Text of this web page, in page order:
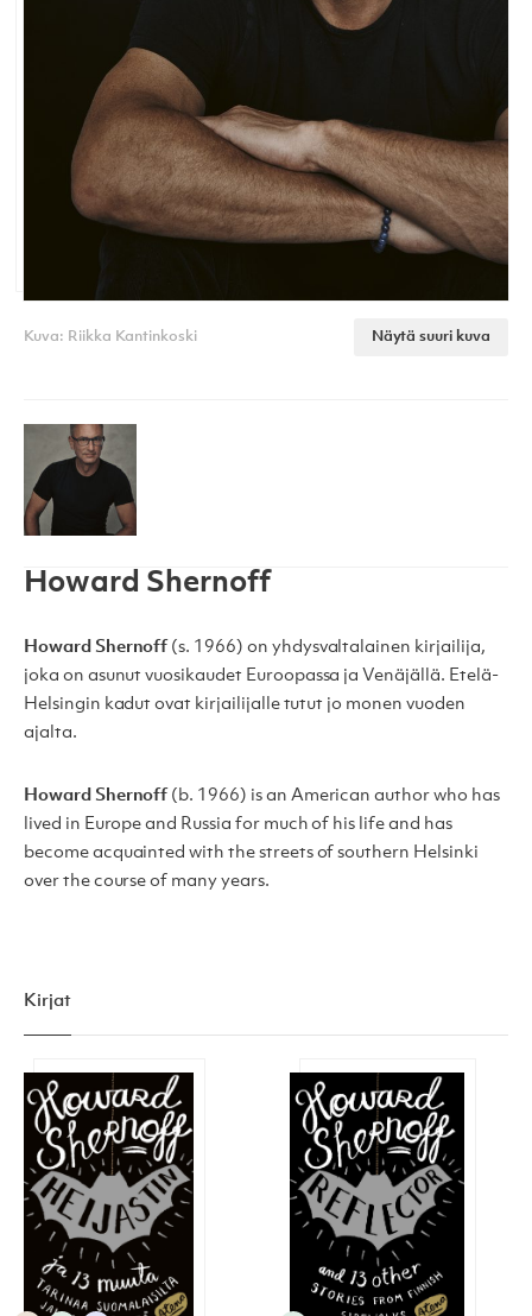
Kuva: Riikka Kantinkoski Näytä suuri kuva
Howard Shernoff
Howard Shernoff (s. 1966) on yhdysvaltalainen kirjailija,
joka on asunut vuosikaudet Euroopassa ja Venäjällä. Etelä-
Helsingin kadut ovat kirjailijalle tutut jo monen vuoden
ajalta.
Howard Shernoff (b. 1966) is an American author who has
lived in Europe and Russia for much of his life and has
become acquainted with the streets of southern Helsinki
over the course of many years.
Kirjat
Heijastin Reflector